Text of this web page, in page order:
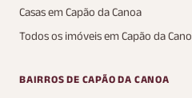
Casas em Capão da Canoa
Todos os imóveis em Capão da
BAIRROS DE CAPÃO DA CANOA